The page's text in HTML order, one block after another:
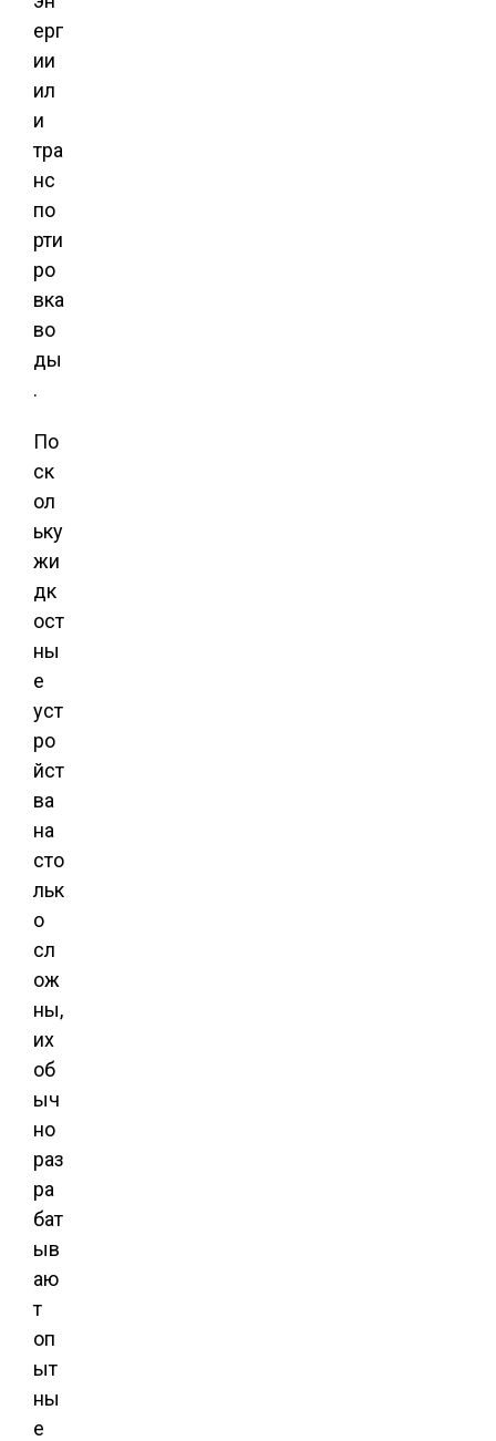
ерг
ии
ил
и
тра
нс
по
рти
ро
вка
во
ды
.
По
ск
ол
ьку
жи
дк
ост
ны
е
уст
ро
йст
ва
на
сто
льк
о
сл
ож
ны,
их
об
ыч
но
раз
ра
бат
ыв
аю
т
оп
ыт
ны
е